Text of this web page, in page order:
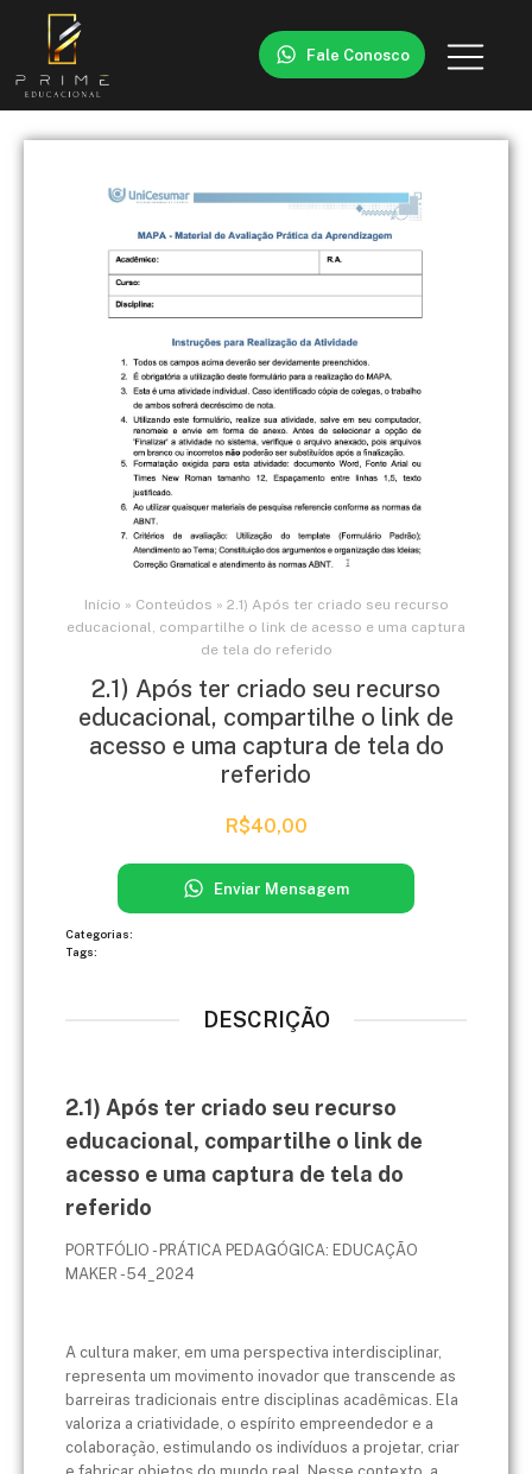
Fale Conosco
Início » Conteúdos » 2.1) Após ter criado seu recurso
educacional, compartilhe o link de acesso e uma captura
de tela do referido
2.1) Após ter criado seu recurso
educacional, compartilhe o link de
acesso e uma captura de tela do
referido
R$40,00
Enviar Mensagem
Categorias:
Tags:
DESCRIÇÃO
2.1) Após ter criado seu recurso
educacional, compartilhe o link de
acesso e uma captura de tela do
referido
PORTFÓLIO - PRÁTICA PEDAGÓGICA: EDUCAÇÃO
MAKER - 54_2024
A cultura maker, em uma perspectiva interdisciplinar,
representa um movimento inovador que transcende as
barreiras tradicionais entre disciplinas acadêmicas. Ela
valoriza a criatividade, o espírito empreendedor e a
colaboração, estimulando os indivíduos a projetar, criar